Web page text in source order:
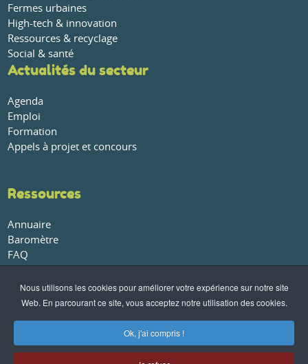
Fermes urbaines
High-tech & innovation
Ressources & recyclage
Social & santé
Actualités du secteur
Agenda
Emploi
Formation
Appels à projet et concours
Ressources
Annuaire
Baromètre
FAQ
Glossaire
Publications et rapports
À propos
Qui sommes-nous ?
Nous utilisons les cookies pour améliorer votre expérience sur notre site
Web. En parcourant ce site, vous acceptez notre utilisation des cookies.
Ok, j'ai compris !